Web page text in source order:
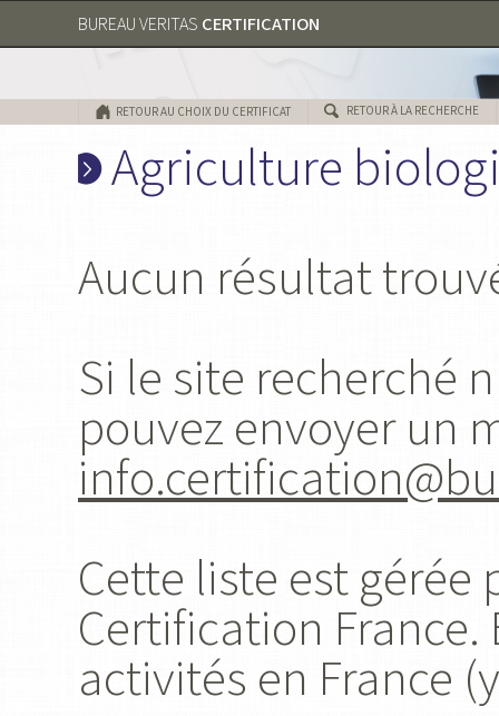
BUREAU VERITAS CERTIFICATION
RETOUR AU CHOIX DU CERTIFICAT RETOUR À LA RECHERCHE
Agriculture
Aucun résultat
Si le site recherché
pouvez envoyer un
Cette liste est gérée
Certification France.
activités en France